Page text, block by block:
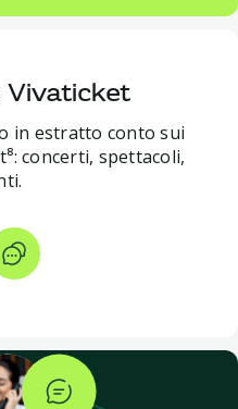
Vivaticket
in estratto conto sui
concerti, spettacoli,